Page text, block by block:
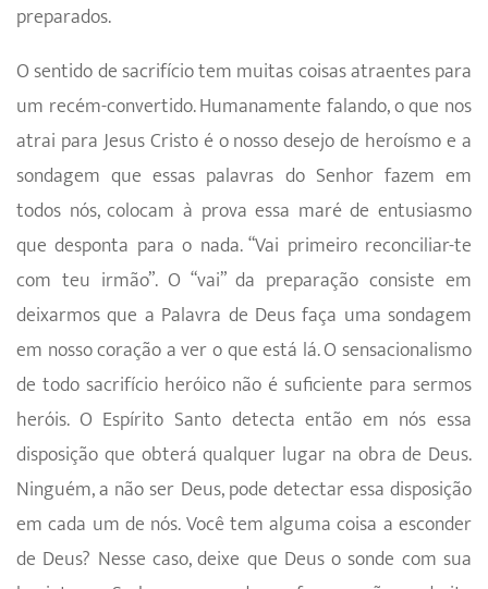
preparados.
O sentido de sacrifício tem muitas coisas atraentes para
um recém-convertido. Humanamente falando, o que nos
atrai para Jesus Cristo é o nosso desejo de heroísmo e a
sondagem que essas palavras do Senhor fazem em
todos nós, colocam à prova essa maré de entusias­mo
que desponta para o nada. “Vai primeiro reconciliar-te
com teu irmão”. O “vai” da preparação consiste em
deixarmos que a Palavra de Deus faça uma sondagem
em nosso coração a ver o que está lá. O sensacionalismo
de todo sacrifício heróico não é suficiente para sermos
heróis. O Espírito Santo detecta então em nós essa
disposição que obterá qualquer lugar na obra de Deus.
Ninguém, a não ser Deus, pode detectar essa disposição
em cada um de nós. Você tem alguma coisa a esconder
de Deus? Nesse caso, deixe que Deus o sonde com sua